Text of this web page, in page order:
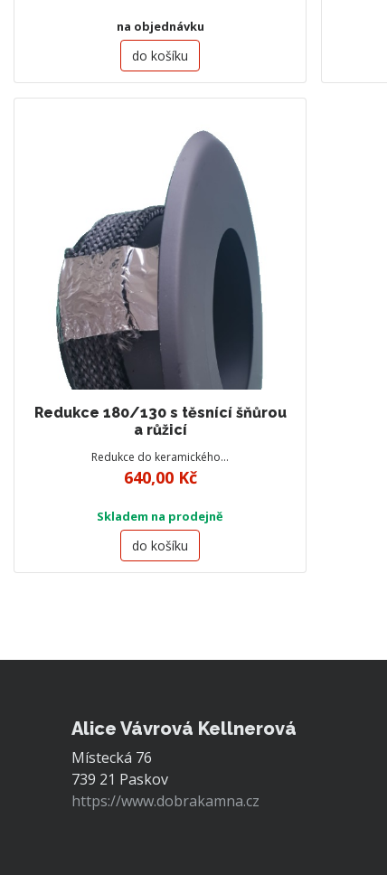
na objednávku
do košíku
Redukce 180/130 s těsnící šňůrou
a růžicí
Redukce do keramického…
640,00 Kč
Skladem na prodejně
do košíku
Alice Vávrová Kellnerová
Místecká 76
739 21 Paskov
https://www.dobrakamna.cz